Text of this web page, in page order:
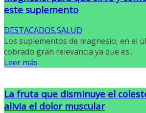
este suplemento
DESTACADOS,SALUD
Los suplementos de magnesio, en el
cobrado gran relevancia ya que es...
Leer más
La fruta que disminuye el
alivia el dolor muscular